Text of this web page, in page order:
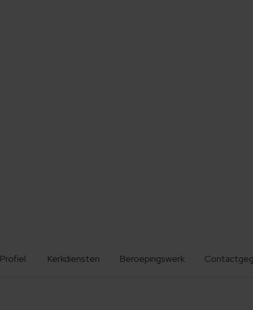
Profiel Kerkdiensten Beroepingswerk